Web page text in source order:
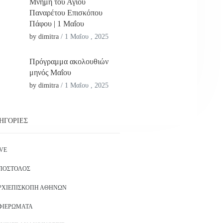
Μνήμη του Αγίου
Παναρέτου Επισκόπου
Πάφου | 1 Μαΐου
by dimitra / 1 Μαΐου , 2025
Πρόγραμμα ακολουθιών
μηνός Μαΐου
by dimitra / 1 Μαΐου , 2025
ΑΘΗΝΏΝ